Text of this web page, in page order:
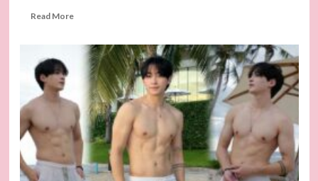
Read MoreRead
ballpisut
หล่อ
งาน
ดี
งาน
เด่น